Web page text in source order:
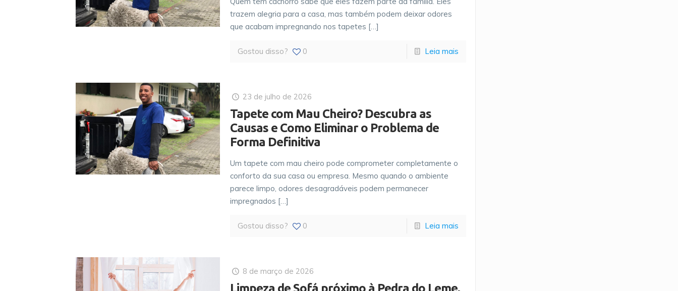
trazem alegria para a casa, mas também podem deixar odores
que acabam impregnando nos tapetes […]
Gostou disso? 0 Leia mais
23 de julho de 2026
Tapete com Mau Cheiro? Descubra as
Causas e Como Eliminar o Problema de
Forma Definitiva
Um tapete com mau cheiro pode comprometer completamente o
conforto da sua casa ou empresa. Mesmo quando o ambiente
parece limpo, odores desagradáveis podem permanecer
impregnados […]
Gostou disso? 0 Leia mais
8 de março de 2026
Limpeza de Sofá próximo à Pedra do Leme,